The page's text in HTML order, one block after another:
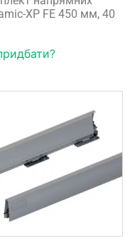
XP FE 450 мм, 40